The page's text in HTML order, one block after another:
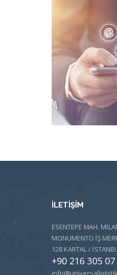
İLETİŞİM
ESENTEPE MAH.
MONUMENTO İŞ
128 KARTAL /
+90 216 305